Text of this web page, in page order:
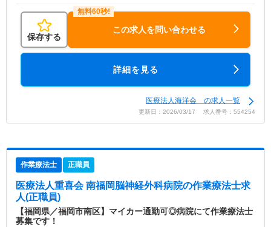
保存する
この求人を問い合わせる
詳細を見る
医療法人海洋会 の求人一覧
更新日：2026/03/17 求人番号：554254
作業療法士 正職員
医療法人重喜会 南福岡脳神経外科病院の作業療法士求
人(正職員)
【福岡県／福岡市南区】マイカー通勤可◎病院にて作業療法士
募集です！